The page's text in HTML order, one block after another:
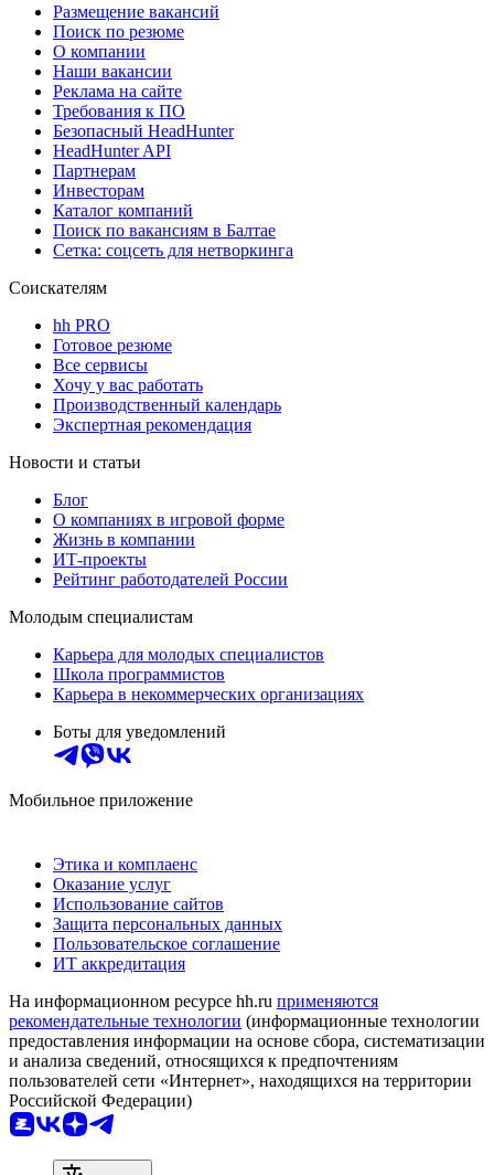
Размещение вакансий
Поиск по резюме
О компании
Наши вакансии
Реклама на сайте
Требования к ПО
Безопасный HeadHunter
HeadHunter API
Партнерам
Инвесторам
Каталог компаний
Поиск по вакансиям в Балтае
Сетка: соцсеть для нетворкинга
Соискателям
hh PRO
Готовое резюме
Все сервисы
Хочу у вас работать
Производственный календарь
Экспертная рекомендация
Новости и статьи
Блог
О компаниях в игровой форме
Жизнь в компании
ИТ-проекты
Рейтинг работодателей России
Молодым специалистам
Карьера для молодых специалистов
Школа программистов
Карьера в некоммерческих организациях
Боты для уведомлений
Мобильное приложение
Этика и комплаенс
Оказание услуг
Использование сайтов
Защита персональных данных
Пользовательское соглашение
ИТ аккредитация
На информационном ресурсе hh.ru применяются
рекомендательные технологии (информационные технологии
предоставления информации на основе сбора, систематизации
и анализа сведений, относящихся к предпочтениям
пользователей сети «Интернет», находящихся на территории
Российской Федерации)